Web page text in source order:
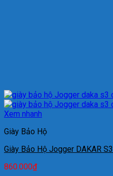
Xem nhanh
Giày Bảo Hộ
Giày Bảo Hộ Jogger DAKAR S3
860.000₫